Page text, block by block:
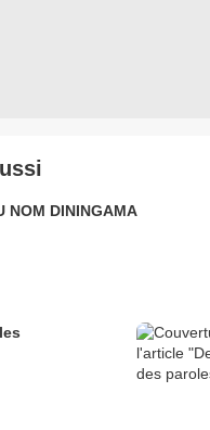
NOM DININGAMA